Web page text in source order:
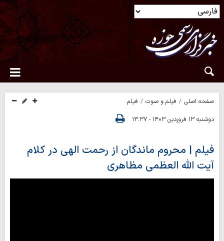
صفحه اصلی فیلم و صوت
فیلم
دوشنبه ۱۳ فروردین ۱۴۰۳ - ۱۳:۳۷
فیلم | محروم ماندگان از رحمت الهی در کلام
آیت الله العظمی مظاهری